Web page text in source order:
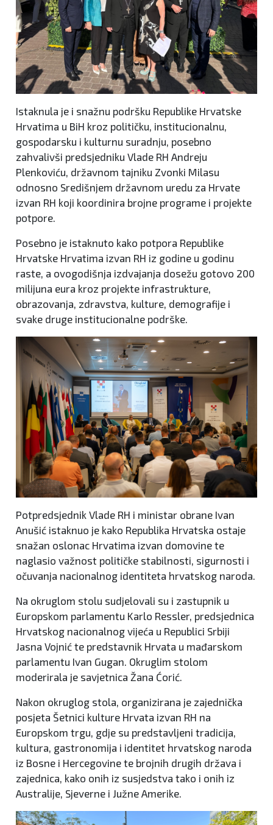
Istaknula je i snažnu podršku Republike Hrvatske
Hrvatima u BiH kroz političku, institucionalnu,
gospodarsku i kulturnu suradnju, posebno
zahvalivši predsjedniku Vlade RH Andreju
Plenkoviću, državnom tajniku Zvonki Milasu
odnosno Središnjem državnom uredu za Hrvate
izvan RH koji koordinira brojne programe i projekte
potpore.
Posebno je istaknuto kako potpora Republike
Hrvatske Hrvatima izvan RH iz godine u godinu
raste, a ovogodišnja izdvajanja dosežu gotovo 200
milijuna eura kroz projekte infrastrukture,
obrazovanja, zdravstva, kulture, demografije i
svake druge institucionalne podrške.
Potpredsjednik Vlade RH i ministar obrane Ivan
Anušić istaknuo je kako Republika Hrvatska ostaje
snažan oslonac Hrvatima izvan domovine te
naglasio važnost političke stabilnosti, sigurnosti i
očuvanja nacionalnog identiteta hrvatskog naroda.
Na okruglom stolu sudjelovali su i zastupnik u
Europskom parlamentu Karlo Ressler, predsjednica
Hrvatskog nacionalnog vijeća u Republici Srbiji
Jasna Vojnić te predstavnik Hrvata u mađarskom
parlamentu Ivan Gugan. Okruglim stolom
moderirala je savjetnica Žana Ćorić.
Nakon okruglog stola, organizirana je zajednička
posjeta Šetnici kulture Hrvata izvan RH na
Europskom trgu, gdje su predstavljeni tradicija,
kultura, gastronomija i identitet hrvatskog naroda
iz Bosne i Hercegovine te brojnih drugih država i
zajednica, kako onih iz susjedstva tako i onih iz
Australije, Sjeverne i Južne Amerike.